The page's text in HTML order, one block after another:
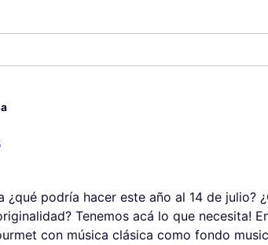
podría hacer este año al 14 de
Tenemos acá lo que necesita!
con música clásica como fondo